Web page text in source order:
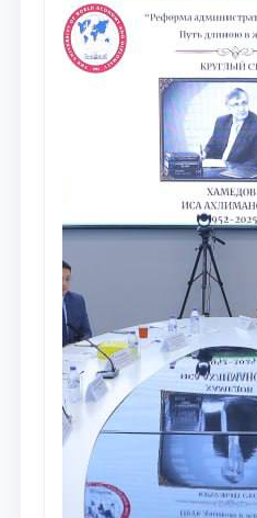
исследований в сфере
противодействия